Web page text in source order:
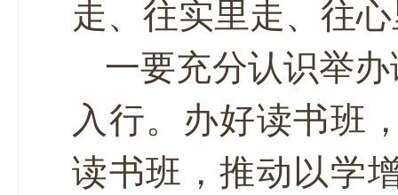
走、往实里走、往
一要充分认识举
入行。办好读书班
读书班，推动以学